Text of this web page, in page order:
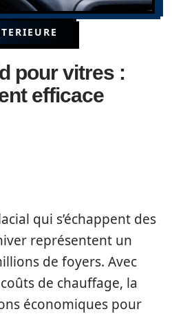
pour vitres :
efficace
qui s’échappent des
représentent un
de foyers. Avec
de chauffage, la
économiques pour